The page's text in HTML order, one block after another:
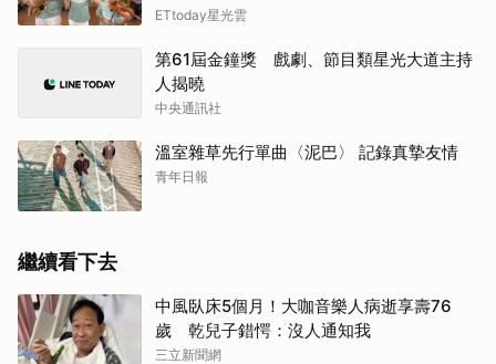
ETtoday星光雲
第61屆金鐘獎 戲劇、節目類星光大道主持
人揭曉
中央通訊社
溫室雜草先行單曲〈泥巴〉 記錄真摯友情
青年日報
繼續看下去
中風臥床5個月！大咖音樂人病逝享壽76
歲 乾兒子錯愕：沒人通知我
三立新聞網